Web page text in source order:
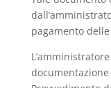
pagamento